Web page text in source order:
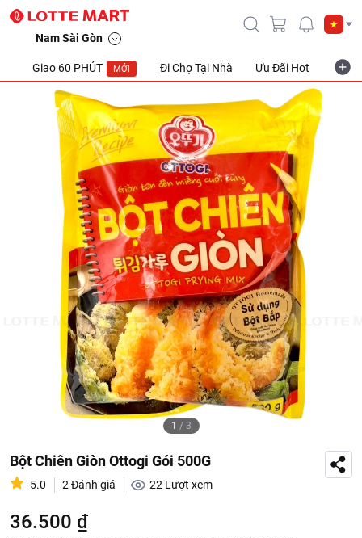
Nam Sài Gòn
Giao 60 PHÚT MỚI Đi Chợ Tại Nhà Ưu Đãi Hot
1 / 3
Bột Chiên Giòn Ottogi Gói 500G
5.0 2 Đánh giá 22 Lượt xem
36.500 ₫